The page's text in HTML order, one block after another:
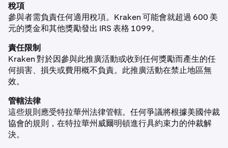
稅項
參與者需負責任何適用稅項。Kraken 可能會就超過 600 美
元的獎金和其他獎勵發出 IRS 表格 1099。
責任限制
Kraken 對於因參與此推廣活動或收到任何獎勵而產生的任
何損害、損失或費用概不負責。此推廣活動在禁止地區無
效。
管轄法律
這些規則應受特拉華州法律管轄。任何爭議將根據美國仲裁
協會的規則，在特拉華州威爾明頓進行具約束力的仲裁解
決。